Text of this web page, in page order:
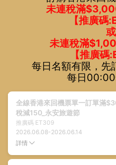
未連稅滿
【推廣碼
或
未連稅滿
【推廣碼
每日名額有限，先
每日
全線香港來回機票單一訂單滿
稅減150_永安旅遊節
推廣碼 ET309
2026.06.08-2026.06.14
詳情